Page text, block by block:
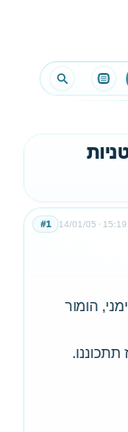
14/01/05 15:19
#1
הומור